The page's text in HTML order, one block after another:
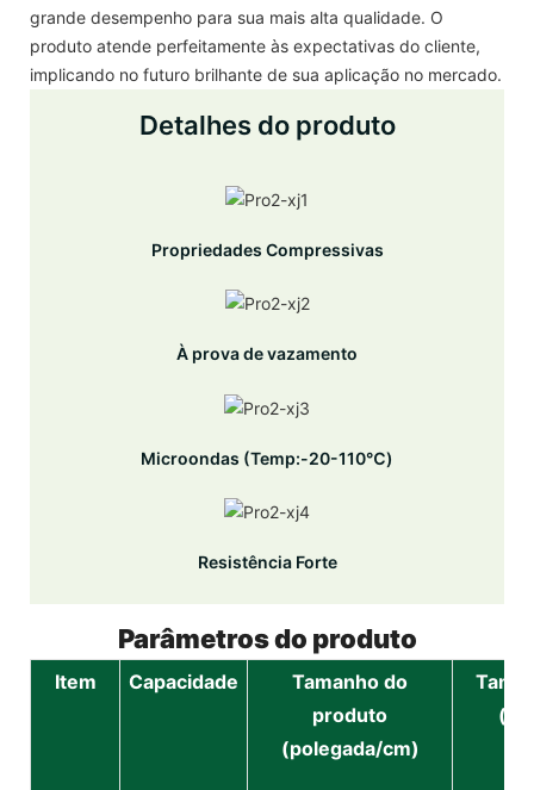
grande desempenho para sua mais alta qualidade. O
produto atende perfeitamente às expectativas do cliente,
implicando no futuro brilhante de sua aplicação no mercado.
Detalhes do produto
Propriedades Compressivas
À prova de vazamento
Microondas (Temp:-20-110℃)
Resistência Forte
Parâmetros do produto
Item Capacidade
Tamanho do
produto
(polegada/cm)